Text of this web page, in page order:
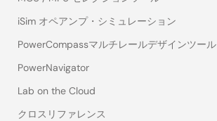
iSim オペアンプ・シミュレーション
PowerCompassマルチレールデザインツール
PowerNavigator
Lab on the Cloud
クロスリファレンス